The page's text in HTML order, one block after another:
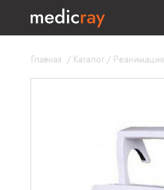
Главная / Каталог/ Реанимация